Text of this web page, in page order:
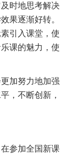
时地思考解决
果逐渐好转。
引入课堂，使
课的魅力，使
加努力地加强
，不断创新，
参加全国新课